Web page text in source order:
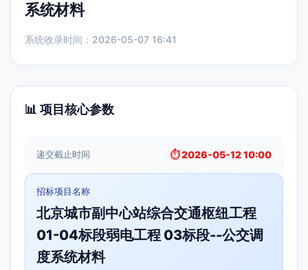
系统材料
系统收录时间：2026-05-07 16:41
📊 项目核心参数
递交截止时间 ⏱️ 2026-05-12 10:00
招标项目名称
北京城市副中心站综合交通枢纽工程
01-04标段弱电工程 03标段--公交调
度系统材料